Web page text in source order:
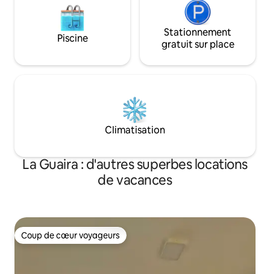
Piscine
Stationnement
gratuit sur place
Climatisation
La Guaira : d'autres superbes locations
de vacances
Coup de cœur voyageurs
Coup de cœur voyageurs